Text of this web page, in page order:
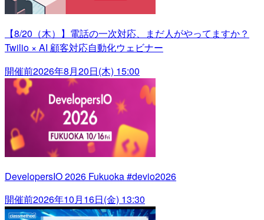
【8/20（木）】電話の一次対応、まだ人がやってますか？
Twilio × AI 顧客対応自動化ウェビナー
開催前2026年8月20日(木) 15:00
DevelopersIO 2026 Fukuoka #devio2026
開催前2026年10月16日(金) 13:30